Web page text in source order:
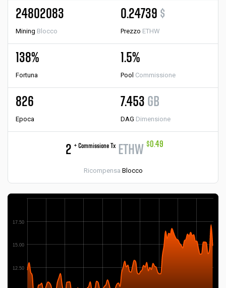
24802083
Mining Blocco
0.24739 $
Prezzo ETHW
138%
Fortuna
1.5%
Pool Commissione
826
Epoca
7.453 GB
DAG Dimensione
2 + Commissione Tx ETHW $0.49
Ricompensa Blocco
12.50
15.00
17.50